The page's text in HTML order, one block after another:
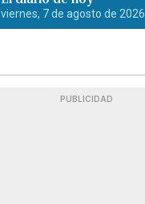
viernes, 7 de agosto de 2026
PUBLICIDAD